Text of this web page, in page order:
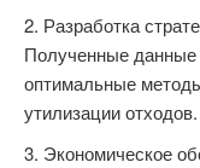
Разработка
Полученные данные
оптимальные
утилизации отходов.
Экономическое